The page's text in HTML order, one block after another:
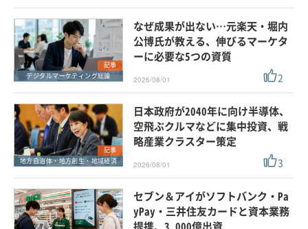
記事
デジタルマーケティング総論
なぜ成果が出ない…元楽天・堀内
公博氏が教える、伸びるマーケタ
ーに必要な5つの資質
2026/08/01 2
記事
地方自治体・地方創生・地域経済
日本政府が2040年に向け半導体、
空飛ぶクルマなどに集中投資、戦
略産業クラスター策定
2026/08/01 3
セブン＆アイがソフトバンク・Pa
yPay・三井住友カードと資本業務